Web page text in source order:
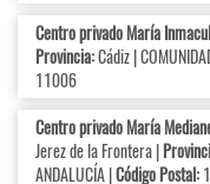
Centro privado María
Provincia:Cádiz |
11006
Centro privado María
Jerez de la Frontera |
ANDALUCÍA |Código Postal: